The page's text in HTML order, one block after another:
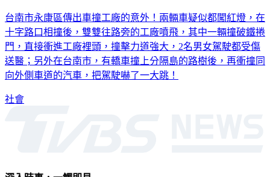
台南市永康區傳出車撞工廠的意外！兩輛車疑似都闖紅燈，在
十字路口相撞後，雙雙往路旁的工廠噴飛，其中一輛撞破鐵捲
門，直接衝進工廠裡頭，撞擊力道強大，2名男女駕駛都受傷
送醫；另外在台南市，有轎車撞上分隔島的路樹後，再衝撞同
向外側車道的汽車，把駕駛嚇了一大跳！
社會